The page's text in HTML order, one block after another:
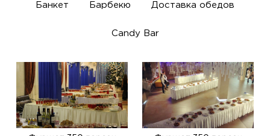
Банкет Барбекю Доставка обедов
Candy Bar